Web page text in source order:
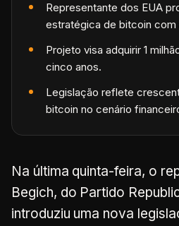
Representante dos EUA
estratégica de bitcoin com
Projeto visa adquirir 1
cinco anos.
Legislação reflete
bitcoin no cenário
Na última quinta-feira, o
Begich, do Partido
introduziu uma nova